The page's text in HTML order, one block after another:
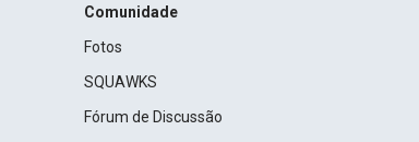
Comunidade
Fotos
SQUAWKS
Fórum de Discussão